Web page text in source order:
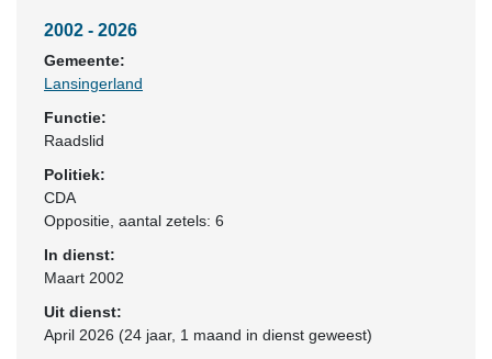
2002 - 2026
Gemeente:
Lansingerland
Functie:
Raadslid
Politiek:
CDA
Oppositie , aantal zetels: 6
In dienst:
Maart 2002
Uit dienst:
April 2026 (24 jaar, 1 maand in dienst geweest)